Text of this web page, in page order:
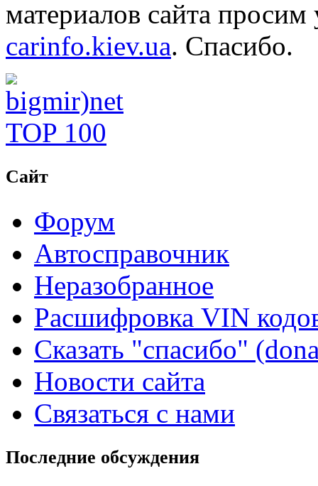
материалов сайта просим
carinfo.kiev.ua. Спасибо.
Сайт
Форум
Автосправочник
Неразобранное
Расшифровка VIN
Сказать "спасибо"
Новости сайта
Связаться с нами
Последние обсуждения